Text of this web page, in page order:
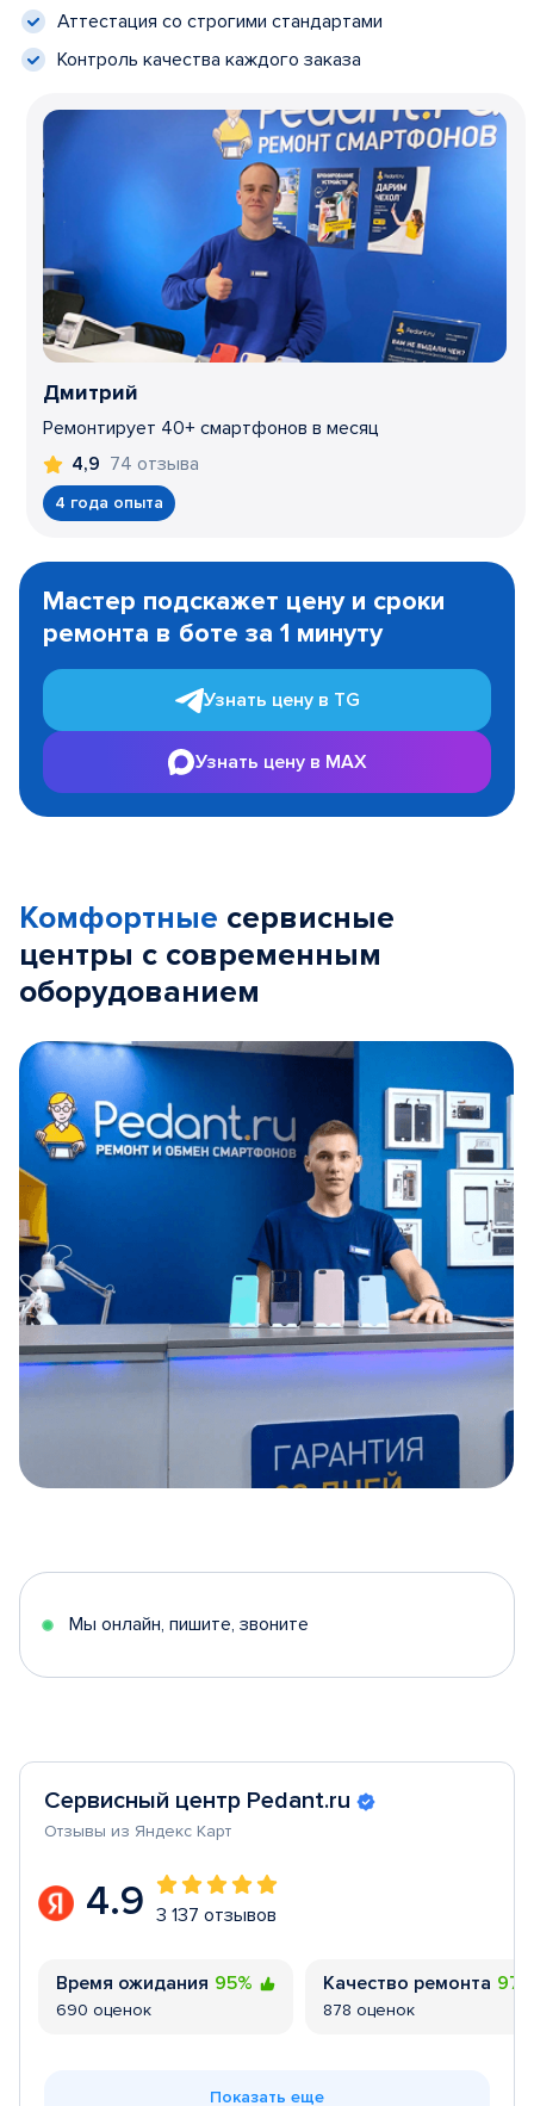
Аттестация со строгими стандартами
Контроль качества каждого заказа
Дмитрий
Ремонтирует 40+ смартфонов в месяц
4,9 74 отзыва
4 года опыта
1
Мастер подскажет цену и сроки
ремонта в боте за 1 минуту
Узнать цену в TG
Узнать цену в MAX
Комфортные сервисные
центры с современным
оборудованием
5
Мы онлайн, пишите, звоните
Сервисный центр Pedant.ru
Отзывы из Яндекс Карт
4.9 3 137 отзывов
Время ожидания 95%
690 оценок
Качество ремонта
878 оценок
Показать еще